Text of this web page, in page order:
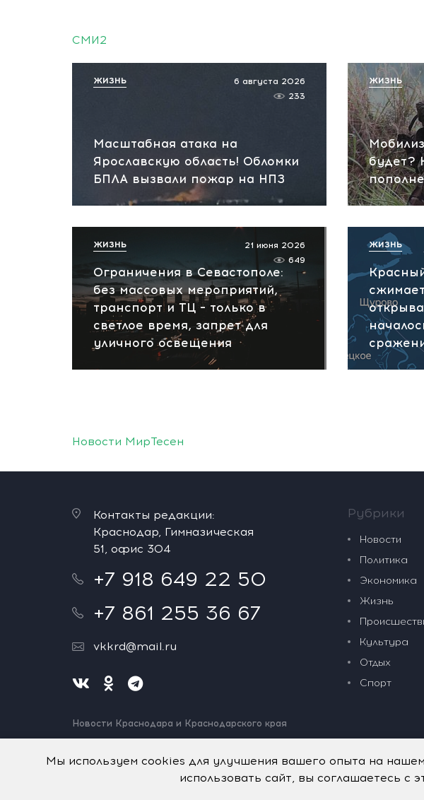
СМИ2
Масштабная атака на
Ярославскую область! Обломки
БПЛА вызвали пожар на НПЗ
6 августа 2026
233
ЖИЗНЬ
будет?
ЖИЗНЬ
Ограничения в Севастополе:
без массовых мероприятий,
транспорт и ТЦ – только в
светлое время, запрет для
уличного освещения
21 июня 2026
649
ЖИЗНЬ ЖИЗНЬ
Новости МирТесен
Контакты редакции:
Краснодар, Гимназическая
51, офис 304
+7 918 649 22 50
+7 861 255 36 67
vkkrd@mail.ru
Новости Краснодара и Краснодарского края
Нашли ошибку? Выделите и нажмите Ctrl+Enter.
Рубрики
Новости
Политика
Экономика
Жизнь
Культура
Отдых
Спорт
Мы используем cookies для улучшения вашего опыта на
использовать сайт, вы соглашаетесь с